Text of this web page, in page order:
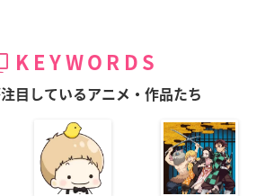
KEYWORDS
目しているアニメ・作品たち